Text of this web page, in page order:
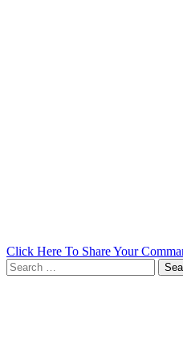
Click Here To Share Your
Search
for: